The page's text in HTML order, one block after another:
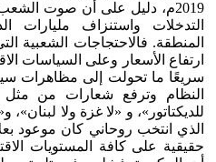
2019م، دليل على أن صوت
التدخلات واستنزاف
المنطقة. فالاحتجاجات الشعبية
ارتفاع الأسعار وعلى السياسات
سريعًا ما تحولت إلى مظاهرات
النظام وترفع شعارات من مثل
للديكتاتور»، و «لا غزة ولا
الذي انتخب روحاني كان موعود
حقيقية على كافة المستويات